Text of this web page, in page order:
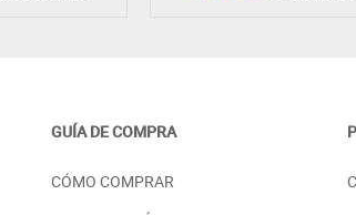
MADERA - PINO
PRECIO DESDE:
GUÍA DE COMPRA
CÓMO COMPRAR